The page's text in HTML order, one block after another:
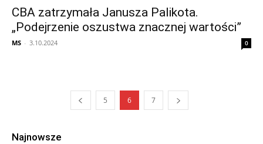
CBA zatrzymała Janusza Palikota.
„Podejrzenie oszustwa znacznej wartości”
MS - 3.10.2024 0
5 6 7
Najnowsze